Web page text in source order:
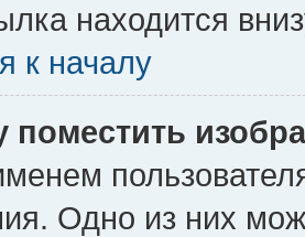
находится
к началу
поместить
Одно из них